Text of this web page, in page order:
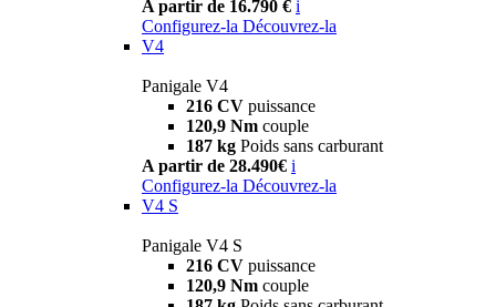
A partir de 16.790 € i
Configurez-la Découvrez-la
V4
Panigale V4
216 CV puissance
120,9 Nm couple
187 kg Poids sans carburant
A partir de 28.490€ i
Configurez-la Découvrez-la
V4 S
Panigale V4 S
216 CV puissance
120,9 Nm couple